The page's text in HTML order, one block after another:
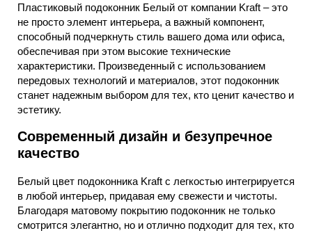
Пластиковый подоконник Белый от компании Kraft – это
не просто элемент интерьера, а важный компонент,
способный подчеркнуть стиль вашего дома или офиса,
обеспечивая при этом высокие технические
характеристики. Произведенный с использованием
передовых технологий и материалов, этот подоконник
станет надежным выбором для тех, кто ценит качество и
эстетику.
Современный дизайн и безупречное
качество
Белый цвет подоконника Kraft с легкостью интегрируется
в любой интерьер, придавая ему свежести и чистоты.
Благодаря матовому покрытию подоконник не только
смотрится элегантно, но и отлично подходит для тех, кто